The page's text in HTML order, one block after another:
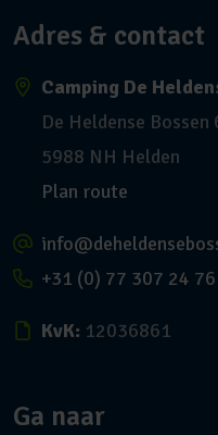
Adres & contact
Camping De
De Heldense Bossen
5988 NH Helden
Plan route
+31 (0) 77 307 24 76
KvK: 12036861
Ga naar